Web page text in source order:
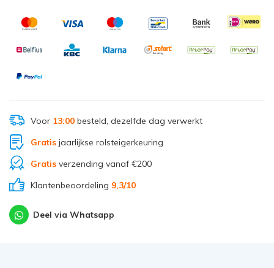
Voor 13:00besteld, dezelfde dag verwerkt
Gratisjaarlijkse rolsteigerkeuring
Gratisverzending vanaf €200
Klantenbeoordeling 9,3/10
Deel via Whatsapp